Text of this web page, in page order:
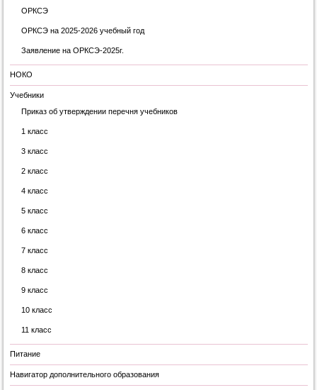
ОРКСЭ
ОРКСЭ на 2025-2026 учебный год
Заявление на ОРКСЭ-2025г.
НОКО
Учебники
Приказ об утверждении перечня учебников
1 класс
3 класс
2 класс
4 класс
5 класс
6 класс
7 класс
8 класс
9 класс
10 класс
11 класс
Питание
Навигатор дополнительного образования